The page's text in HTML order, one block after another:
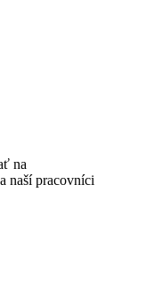
na
naší pracovníci